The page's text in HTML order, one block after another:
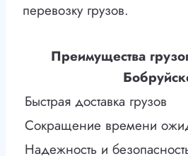
перевозку грузов.
Преимущества
Быстрая доставка грузов
Сокращение времени
Надежность и